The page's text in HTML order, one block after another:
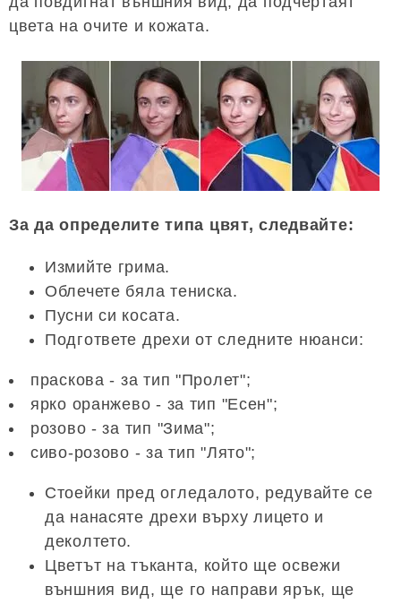
цвета на очите и кожата.
За да определите типа цвят, следвайте:
Измийте грима.
Облечете бяла тениска.
Пусни си косата.
Подгответе дрехи от следните нюанси:
праскова - за тип "Пролет";
ярко оранжево - за тип "Есен";
розово - за тип "Зима";
сиво-розово - за тип "Лято";
Стоейки пред огледалото, редувайте се
да нанасяте дрехи върху лицето и
деколтето.
Цветът на тъканта, който ще освежи
външния вид, ще го направи ярък, ще